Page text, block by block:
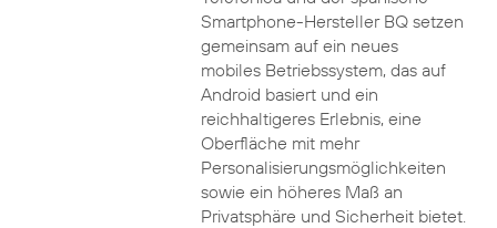
Smartphone-Hersteller BQ setzen
gemeinsam auf ein neues
mobiles Betriebssystem, das auf
Android basiert und ein
reichhaltigeres Erlebnis, eine
Oberfläche mit mehr
Personalisierungsmöglichkeiten
sowie ein höheres Maß an
Privatsphäre und Sicherheit bietet.